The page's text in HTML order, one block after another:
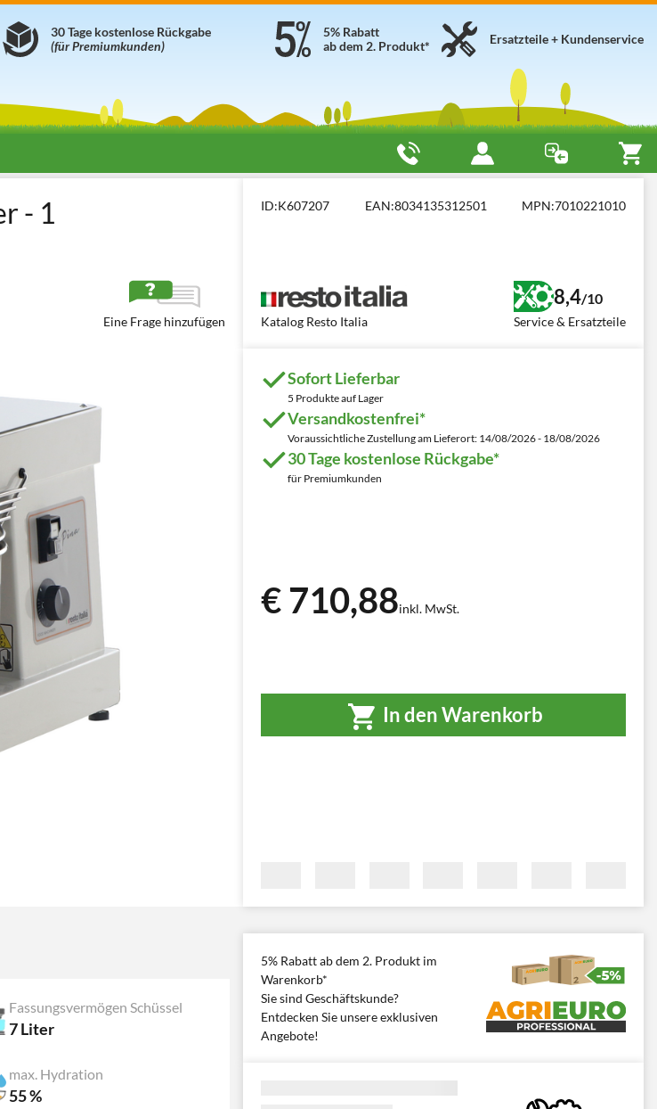
Ersatzteile + Kundenservice
5% Rabatt
ab dem 2. Produkt*
30 Tage kostenlose Rückgabe
(für Premiumkunden)
- 1
Eine Frage hinzufügen
ID:K607207 EAN:8034135312501 MPN:7010221010
Katalog Resto Italia
8,4/10
Service & Ersatzteile
Sofort Lieferbar
5 Produkte auf Lager
Versandkostenfrei*
Voraussichtliche Zustellung am Lieferort: 14/08/2026 - 18/08/2026
30 Tage kostenlose Rückgabe*
für Premiumkunden
€ 710,88inkl. MwSt.
In den Warenkorb
Fassungsvermögen Schüssel
7 Liter
max. Hydration
55 %
5% Rabatt ab dem 2. Produkt im
Warenkorb*
Sie sind Geschäftskunde?
Entdecken Sie unsere exklusiven
Angebote!